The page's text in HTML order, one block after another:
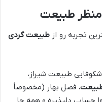
تجربه رو از طبیعت گردی
طبیعت شیراز،
طبیعت، فصل بهار (مخصوصاً